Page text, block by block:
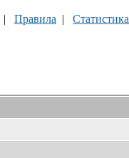
| Правила | Статистика